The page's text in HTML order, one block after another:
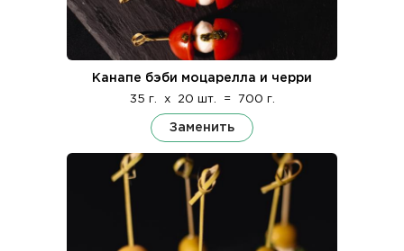
Канапе бэби моцарелла и черри
35 г. x 20 шт. = 700 г.
Заменить